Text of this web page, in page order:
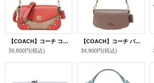
【COACH】コーチ コーティングキャンバス レザー シグネチャー ミリー フラップ ターンロック クロスボディ 3WAY クラッチ ショルダー ハンドバッグ カーキ×テラコッタ（日本未発売）
39,800円(税込)
【COACH】コーチ バッグ レザー フラップ カーフ アンドレア ロゴ 3WAY クラッチ ショルダー ハンドバッグ ダークストーン（日本未発売）
34,900円(税込)